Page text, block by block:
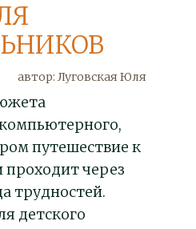
автор: Луговская Юля
путешествие к
через
трудностей.
детского